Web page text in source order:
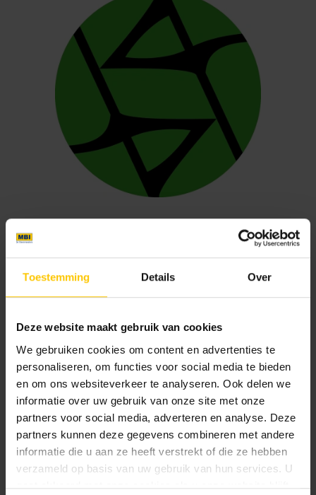
Toestemming Details Over
Deze website maakt gebruik van cookies
We gebruiken cookies om content en advertenties te
personaliseren, om functies voor social media te bieden
en om ons websiteverkeer te analyseren. Ook delen we
informatie over uw gebruik van onze site met onze
partners voor social media, adverteren en analyse. Deze
partners kunnen deze gegevens combineren met andere
informatie die u aan ze heeft verstrekt of die ze hebben
verzameld op basis van uw gebruik van hun services. U
gaat akkoord met onze cookies als u onze website blijft
materialen in bouwprojecten, door het reduceren van CO2
en het gebruik van circulaire grondstoffen.